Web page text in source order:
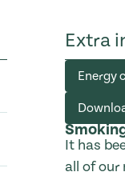
Extra
Energy
It has
all of our